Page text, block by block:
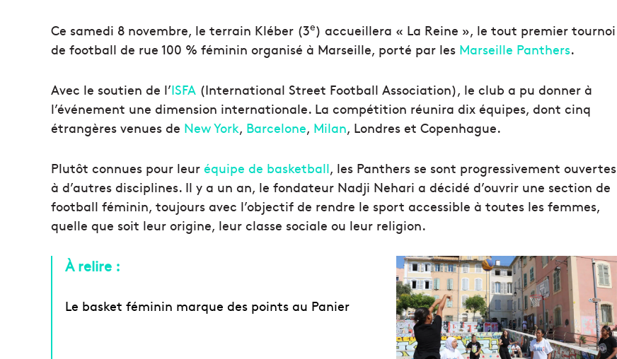
Ce samedi 8 novembre, le terrain Kléber (3e) accueillera « La Reine », le tout premier tournoi
de football de rue 100 % féminin organisé à Marseille, porté par les Marseille Panthers.
Avec le soutien de l’ISFA (International Street Football Association), le club a pu donner à
l’événement une dimension internationale. La compétition réunira dix équipes, dont cinq
étrangères venues de New York, Barcelone, Milan, Londres et Copenhague.
Plutôt connues pour leur équipe de basketball, les Panthers se sont progressivement ouvertes
à d’autres disciplines. Il y a un an, le fondateur Nadji Nehari a décidé d’ouvrir une section de
football féminin, toujours avec l’objectif de rendre le sport accessible à toutes les femmes,
quelle que soit leur origine, leur classe sociale ou leur religion.
À relire :
Le basket féminin marque des points au Panier